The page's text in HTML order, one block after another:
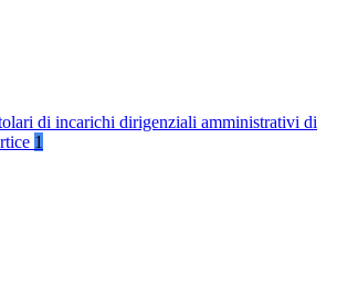
di incarichi dirigenziali amministrativi di
1